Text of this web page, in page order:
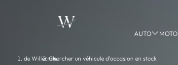
AUTO MOTO
de Willermin
›
Chercher un véhicule d'occasion en stock